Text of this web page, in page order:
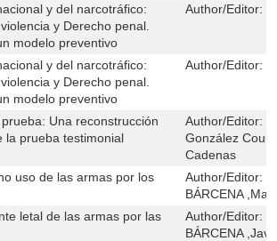
y del narcotráfico:
y Derecho penal.
modelo preventivo
Author/Editor:
y del narcotráfico:
y Derecho penal.
modelo preventivo
Author/Editor:
Una reconstrucción
la prueba testimonial
Author/Editor:
González
Cadenas
uso de las armas por los
Author/Editor:
BÁRCENA
letal de las armas por las
Author/Editor:
BÁRCENA